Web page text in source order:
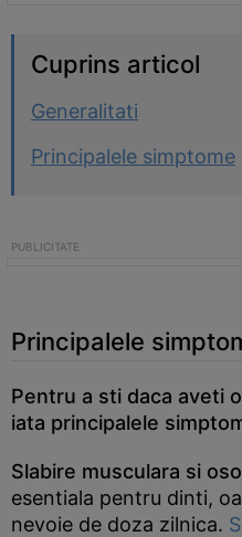
Cuprins articol
Generalitati
Principalele simptome
Principalele
Pentru a sti daca aveti
iata principalele
Slabire musculara si
esentiala pentru dinti,
nevoie de doza zilnica.